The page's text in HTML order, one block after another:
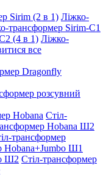
Sirim (2 в 1) Ліжко-
трансформер Sirim-C1
(4 в 1) Ліжко-
все
Dragonfly
розсувний
Hobana Стіл-
Hobana Ш2
трансформер
Hobana+Jumbo Ш1
Ш2 Стіл-трансформер